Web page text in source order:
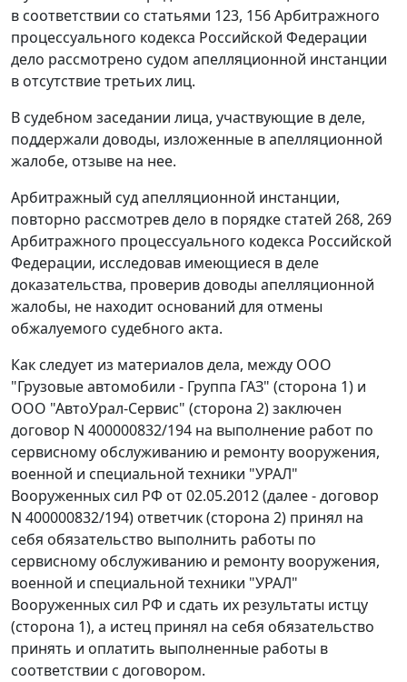
в соответствии со статьями 123, 156Арбитражного
процессуального кодекса Российской Федерации
дело рассмотрено судом апелляционной инстанции
в отсутствие третьих лиц.
В судебном заседании лица, участвующие в деле,
поддержали доводы, изложенные в апелляционной
жалобе, отзыве на нее.
Арбитражный суд апелляционной инстанции,
повторно рассмотрев дело в порядке статей 268, 269
Арбитражного процессуального кодекса Российской
Федерации, исследовав имеющиеся в деле
доказательства, проверив доводы апелляционной
жалобы, не находит оснований для отмены
обжалуемого судебного акта.
Как следует из материалов дела, между ООО
"Грузовые автомобили - Группа ГАЗ" (сторона 1) и
ООО "АвтоУрал-Сервис" (сторона 2) заключен
договор N 400000832/194 на выполнение работ по
сервисному обслуживанию и ремонту вооружения,
военной и специальной техники "УРАЛ"
Вооруженных сил РФ от 02.05.2012 (далее - договор
N 400000832/194) ответчик (сторона 2) принял на
себя обязательство выполнить работы по
сервисному обслуживанию и ремонту вооружения,
военной и специальной техники "УРАЛ"
Вооруженных сил РФ и сдать их результаты истцу
(сторона 1), а истец принял на себя обязательство
принять и оплатить выполненные работы в
соответствии с договором.